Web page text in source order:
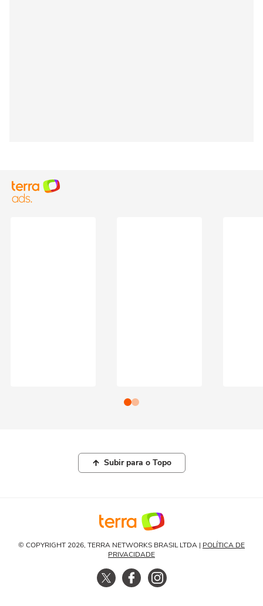
Subir para o Topo
© COPYRIGHT 2026, TERRA NETWORKS BRASIL LTDA | POLÍTICA DE
PRIVACIDADE